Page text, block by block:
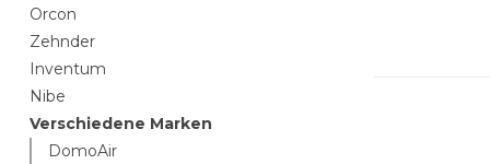
Orcon
Zehnder
Inventum
Nibe
Verschiedene Marken
DomoAir